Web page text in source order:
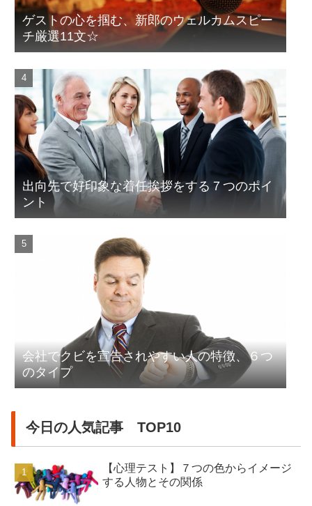
ゲストの心を掴む、新郎のウェルカムスピー
チ厳選11文☆
出向先で好印象な着任挨拶をする７つのポイ
ント
会社でクビを宣告されやすい人の特徴、６つ
のタイプ
今日の人気記事 TOP10
【心理テスト】７つの色からイメージ
する人物とその関係